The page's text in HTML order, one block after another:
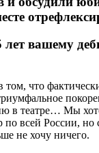
лет вашему
том, что
в театре… Мы
по всей России,
не хочу ничего.